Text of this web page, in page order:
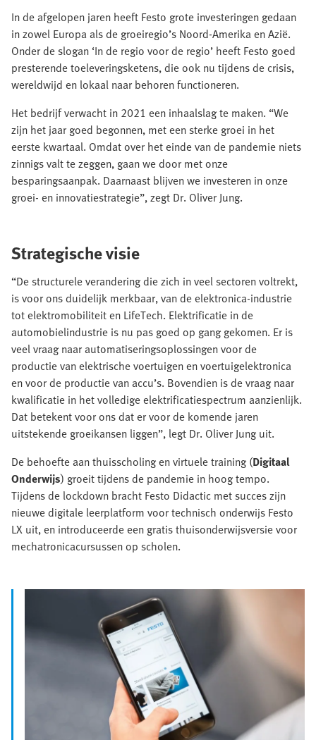
In de afgelopen jaren heeft Festo grote investeringen gedaan
in zowel Europa als de groeiregio’s Noord-Amerika en Azië.
Onder de slogan ‘In de regio voor de regio’ heeft Festo goed
presterende toeleveringsketens, die ook nu tijdens de crisis,
wereldwijd en lokaal naar behoren functioneren.
Het bedrijf verwacht in 2021 een inhaalslag te maken. “We
zijn het jaar goed begonnen, met een sterke groei in het
eerste kwartaal. Omdat over het einde van de pandemie niets
zinnigs valt te zeggen, gaan we door met onze
besparingsaanpak. Daarnaast blijven we investeren in onze
groei- en innovatiestrategie”, zegt Dr. Oliver Jung.
Strategische visie
“De structurele verandering die zich in veel sectoren voltrekt,
is voor ons duidelijk merkbaar, van de elektronica-industrie
tot elektromobiliteit en LifeTech. Elektrificatie in de
automobielindustrie is nu pas goed op gang gekomen. Er is
veel vraag naar automatiseringsoplossingen voor de
productie van elektrische voertuigen en voertuigelektronica
en voor de productie van accu’s. Bovendien is de vraag naar
kwalificatie in het volledige elektrificatiespectrum aanzienlijk.
Dat betekent voor ons dat er voor de komende jaren
uitstekende groeikansen liggen”, legt Dr. Oliver Jung uit.
De behoefte aan thuisscholing en virtuele training (Digitaal
Onderwijs) groeit tijdens de pandemie in hoog tempo.
Tijdens de lockdown bracht Festo Didactic met succes zijn
nieuwe digitale leerplatform voor technisch onderwijs Festo
LX uit, en introduceerde een gratis thuisonderwijsversie voor
mechatronicacursussen op scholen.